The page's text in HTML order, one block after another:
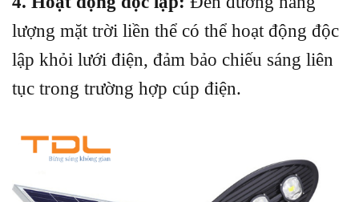
lượng mặt trời liền thể có thể hoạt động độc
lập khỏi lưới điện, đảm bảo chiếu sáng liên
tục trong trường hợp cúp điện.